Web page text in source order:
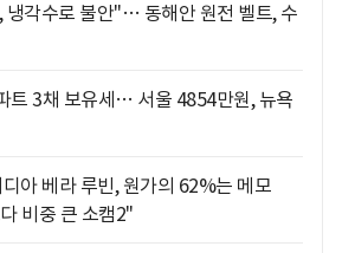
냉각수로 불안"… 동해안 원전 벨트, 수
트 3채 보유세… 서울 4854만원, 뉴욕
아 베라 루빈, 원가의 62%는 메모
비중 큰 소캠2"